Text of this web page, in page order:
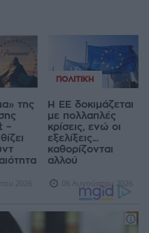
της
–
2026
ΠΟΛΙΤΙΚΉ
Η ΕΕ δοκιμάζεται
με πολλαπλές
κρίσεις, ενώ οι
εξελίξεις...
καθορίζονται
αλλού
06 Αυγούστου 2026